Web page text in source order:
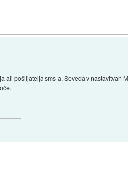
ali pošiljatelja sms-a. Seveda v nastavitvah